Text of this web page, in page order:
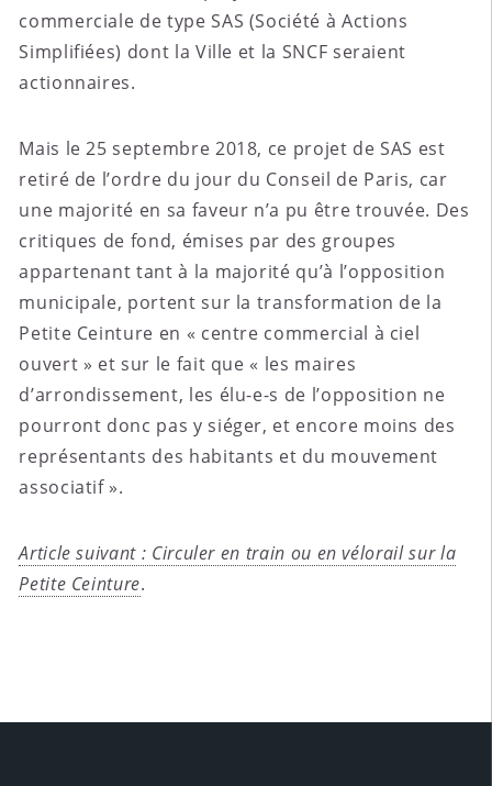
commerciale de type SAS (Société à Actions
Simplifiées) dont la Ville et la SNCF seraient
actionnaires.
Mais le 25 septembre 2018, ce projet de SAS est
retiré de l’ordre du jour du Conseil de Paris, car
une majorité en sa faveur n’a pu être trouvée. Des
critiques de fond, émises par des groupes
appartenant tant à la majorité qu’à l’opposition
municipale, portent sur la transformation de la
Petite Ceinture en « centre commercial à ciel
ouvert » et sur le fait que « les maires
d’arrondissement, les élu-e-s de l’opposition ne
pourront donc pas y siéger, et encore moins des
représentants des habitants et du mouvement
associatif ».
Article suivant : Circuler en train ou en vélorail sur la
Petite Ceinture.